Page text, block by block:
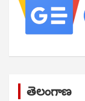
తెలంగాణ